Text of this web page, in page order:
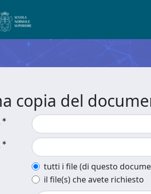
copia del
tutti i file (di questo
il file(s) che avete richiesto